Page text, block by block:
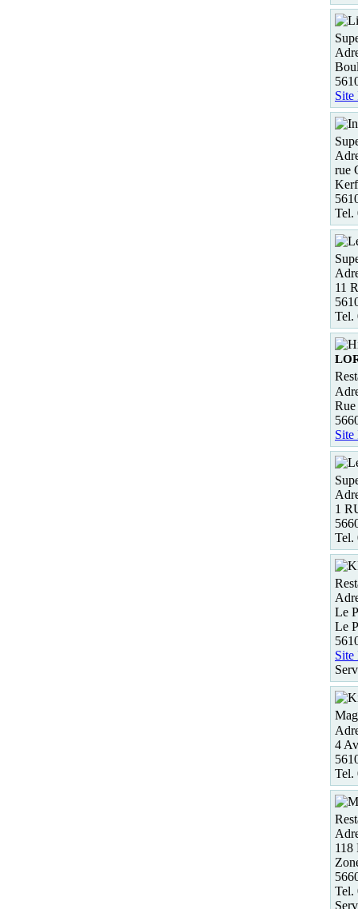
Site
rue
Tel.
11
Tel.
Site
1
Tel.
Le
Le
Site
4
Tel.
118
Tel.